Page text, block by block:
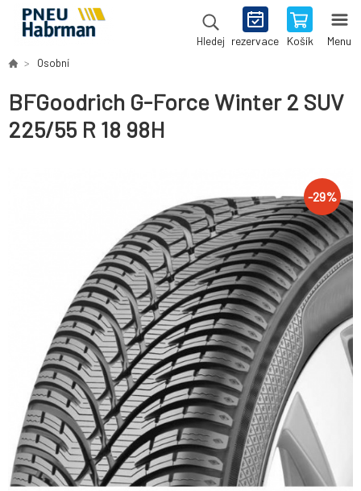
Hledej rezervace Košík Menu
Osobní
BFGoodrich G-Force Winter 2 SUV
225/55 R 18 98H
-29%